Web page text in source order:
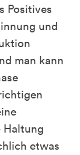
Positives
und
man kann
Haltung
etwas